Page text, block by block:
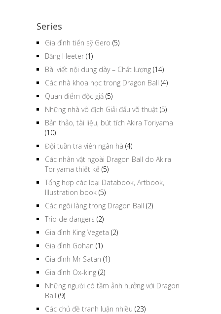
Series
Gia đình tiến sỹ Gero (5)
Băng Heeter (1)
Bài viết nội dung dày – Chất lượng (14)
Các nhà khoa học trong Dragon Ball (4)
Quan điểm độc giả (5)
Những nhà vô địch Giải đấu võ thuật (5)
Bản thảo, tài liệu, bút tích Akira Toriyama
(10)
Đội tuần tra viên ngân hà (4)
Các nhân vật ngoài Dragon Ball do Akira
Toriyama thiết kế (5)
Tổng hợp các loại Databook, Artbook,
Illustration book (5)
Các ngôi làng trong Dragon Ball (2)
Trio de dangers (2)
Gia đình King Vegeta (2)
Gia đình Gohan (1)
Gia đình Mr Satan (1)
Gia đình Ox-king (2)
Những người có tầm ảnh hưởng với Dragon
Ball (9)
Các chủ đề tranh luận nhiều (23)